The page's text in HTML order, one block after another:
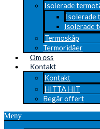
Isolerade
Isolerade
Isolerade
Termoskåp
Termoridåer
Om oss
Kontakt
Kontakt
HITTA HIT
Begär offert
Meny